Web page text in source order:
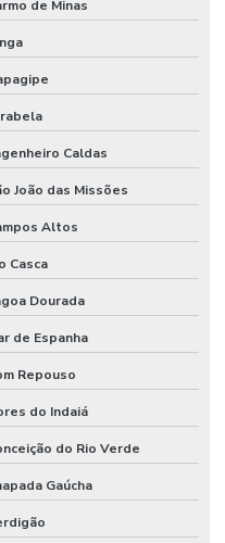
de Minas
Caldas
João das Missões
Altos
Casca
Dourada
de Espanha
Repouso
do Indaiá
do Rio Verde
Gaúcha